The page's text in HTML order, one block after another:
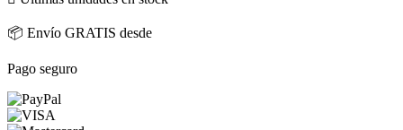
📦 Envío GRATIS desde
Pago seguro